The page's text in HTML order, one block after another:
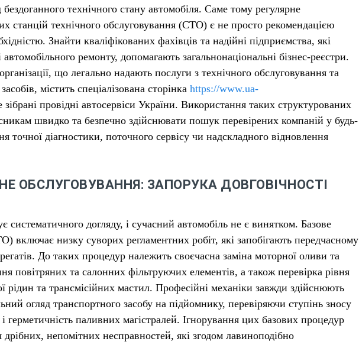
технічного стану автомобіля. Саме тому регулярне
станцій технічного обслуговування (СТО) є не просто рекомендацією
Знайти кваліфікованих фахівців та надійні підприємства, які
ремонту, допомагають загальнонаціональні бізнес-реєстри.
що легально надають послуги з технічного обслуговування та
містить спеціалізована сторінка https://www.ua-
зібрані провідні автосервіси України. Використання таких структурованих
швидко та безпечно здійснювати пошук перевірених компаній у будь-
точної діагностики, поточного сервісу чи надскладного відновлення
ОБСЛУГОВУВАННЯ: ЗАПОРУКА ДОВГОВІЧНОСТІ
систематичного догляду, і сучасний автомобіль не є винятком. Базове
включає низку суворих регламентних робіт, які запобігають передчасному
До таких процедур належить своєчасна заміна моторної оливи та
повітряних та салонних фільтруючих елементів, а також перевірка рівня
рідин та трансмісійних мастил. Професійні механіки завжди здійснюють
огляд транспортного засобу на підйомнику, перевіряючи ступінь зносу
герметичність паливних магістралей. Ігнорування цих базових процедур
непомітних несправностей, які згодом лавиноподібно